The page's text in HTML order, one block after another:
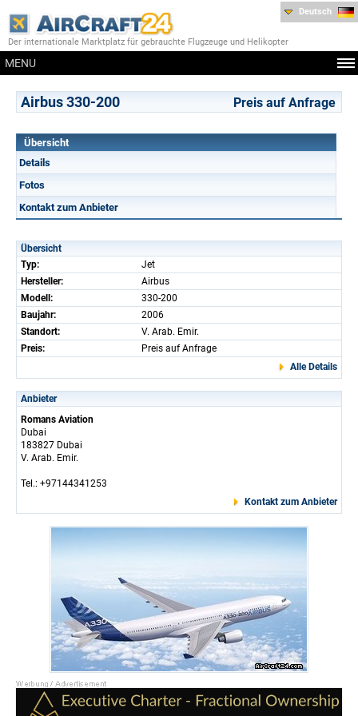
Der internationale Marktplatz für gebrauchte Flugzeuge und Helikopter
MENU
Deutsch
Airbus 330-200 Preis auf Anfrage
Übersicht
Details
Fotos
Kontakt zum Anbieter
Übersicht
Typ:
Jet
Hersteller:
Airbus
Modell:
330-200
Baujahr:
2006
Standort:
V. Arab. Emir.
Preis:
Preis auf Anfrage
Alle Details
Anbieter
Romans Aviation
Dubai
183827 Dubai
V. Arab. Emir.
Tel.: +97144341253
Kontakt zum Anbieter